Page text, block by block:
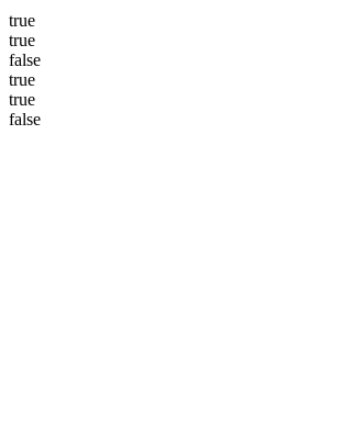
true
true
false
true
true
false